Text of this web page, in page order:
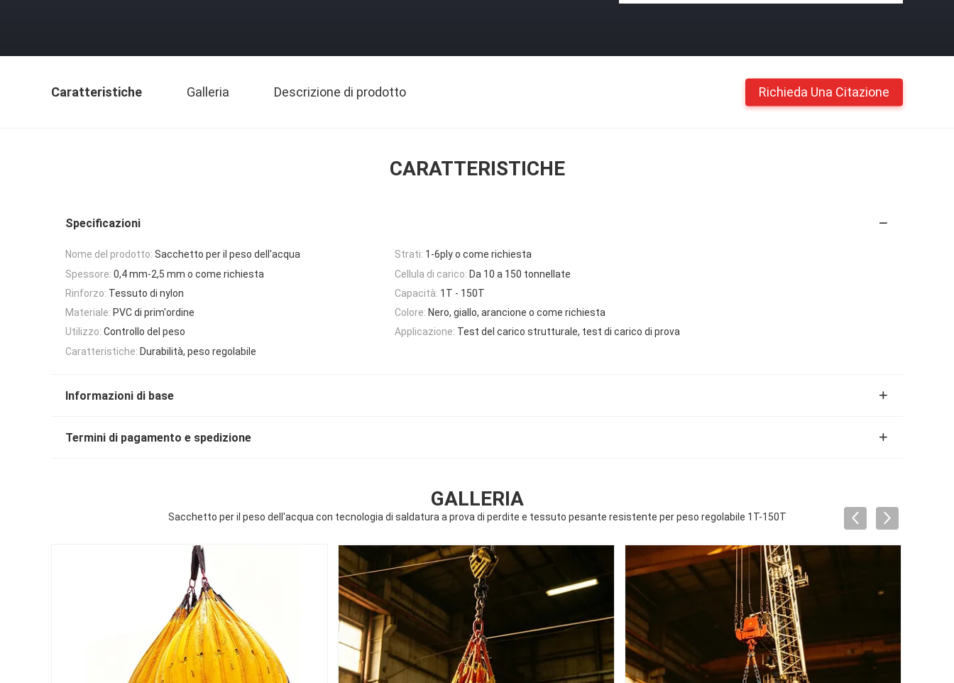
Caratteristiche Galleria Descrizione di prodotto Richieda Una Citazione
CARATTERISTICHE
Specificazioni
Nome del prodotto: Sacchetto per il peso dell'acqua Strati: 1-6ply o come richiesta
Spessore: 0,4 mm-2,5 mm o come richiesta Cellula di carico: Da 10 a 150 tonnellate
Rinforzo: Tessuto di nylon Capacità: 1T - 150T
Materiale: PVC di prim'ordine Colore: Nero, giallo, arancione o come richiesta
Utilizzo: Controllo del peso Applicazione: Test del carico strutturale, test di carico di prova
Caratteristiche: Durabilità, peso regolabile
Informazioni di base
Termini di pagamento e spedizione
GALLERIA
Sacchetto per il peso dell'acqua con tecnologia di saldatura a prova di perdite e tessuto pesante resistente per peso regolabile 1T-150T